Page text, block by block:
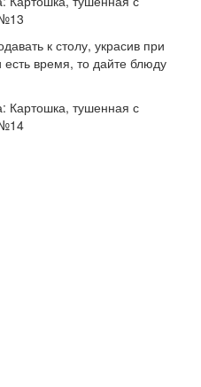
к столу, украсив при
время, то дайте блюду